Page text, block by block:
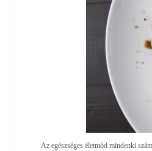
Az egészséges életmód mindenki